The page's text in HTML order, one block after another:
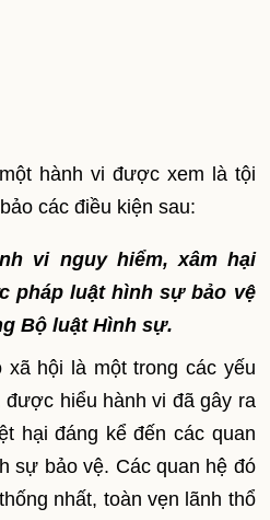
hành vi được xem là tội
các điều kiện sau:
vi nguy hiểm, xâm hại
pháp luật hình sự bảo vệ
Bộ luật Hình sự.
xã hội là một trong các yếu
được hiểu hành vi đã gây ra
hại đáng kể đến các quan
sự bảo vệ. Các quan hệ đó
nhất, toàn vẹn lãnh thổ